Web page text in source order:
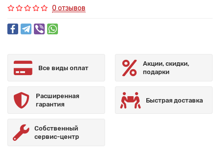
0 отзывов
Все виды оплат
Акции, скидки,
подарки
Расширенная
гарантия
Быстрая доставка
Собственный
сервис-центр